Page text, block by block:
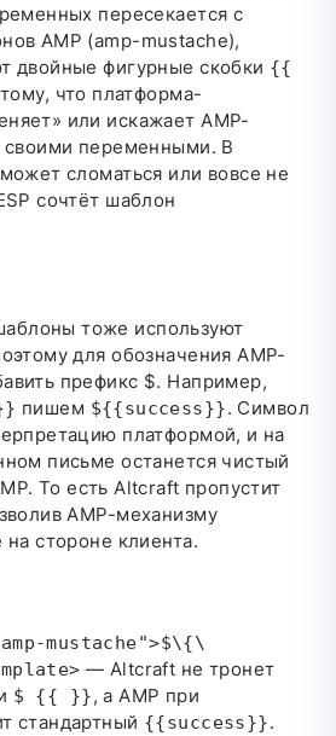
пересекается с
AMP (amp-mustache),
двойные фигурные скобки {{
что платформа-
или искажает AMP-
своими переменными. В
сломаться или вовсе не
сочтёт шаблон
тоже используют
для обозначения AMP-
префикс $. Например,
пишем ${{success}}. Символ
платформой, и на
письме останется чистый
То есть Altcraft пропустит
AMP-механизму
стороне клиента.
mustache">$\{\
— Altcraft не тронет
$ {{ }}, а AMP при
стандартный {{success}}.